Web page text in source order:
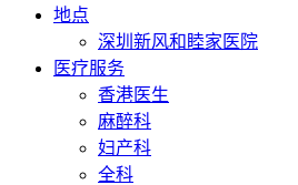
地点
深圳新风和睦家医院
医疗服务
香港医生
麻醉科
妇产科
全科